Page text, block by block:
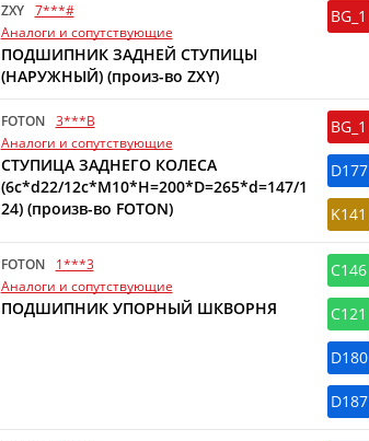
ZXY
7***#
Аналоги и сопутствующие
ПОДШИПНИК ЗАДНЕЙ СТУПИЦЫ
(НАРУЖНЫЙ) (произ-во ZXY)
BG_1
FOTON
3***B
Аналоги и сопутствующие
СТУПИЦА ЗАДНЕГО КОЛЕСА
(6c*d22/12с*M10*H=200*D=265*d=147/1
24) (произв-во FOTON)
BG_1
D177
K141
FOTON
1***3
Аналоги и сопутствующие
ПОДШИПНИК УПОРНЫЙ ШКВОРНЯ
C146
C121
D180
D187